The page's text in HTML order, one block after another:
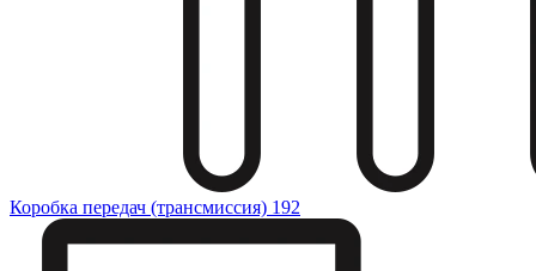
Коробка передач (трансмиссия) 192